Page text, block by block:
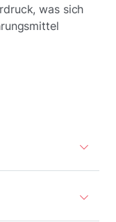
was sich